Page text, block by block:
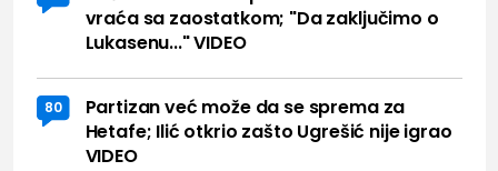
vraća sa zaostatkom; "Da zaključimo o
Lukasenu..." VIDEO
80
Partizan već može da se sprema za
Hetafe; Ilić otkrio zašto Ugrešić nije igrao
VIDEO